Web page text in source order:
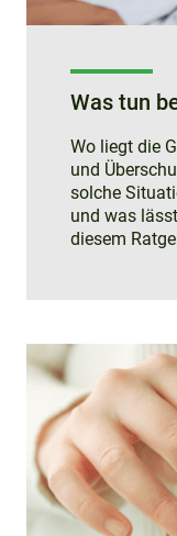
Was tun
Wo liegt die
und
solche
und was
diesem